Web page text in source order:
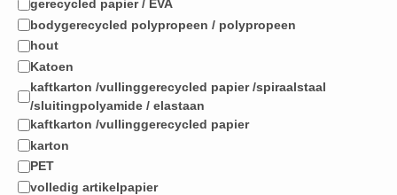
gerecycled papier / EVA
bodygerecycled polypropeen / polypropeen
hout
Katoen
kaftkarton /vullinggerecycled papier /spiraalstaal
/sluitingpolyamide / elastaan
kaftkarton /vullinggerecycled papier
karton
PET
volledig artikelpapier